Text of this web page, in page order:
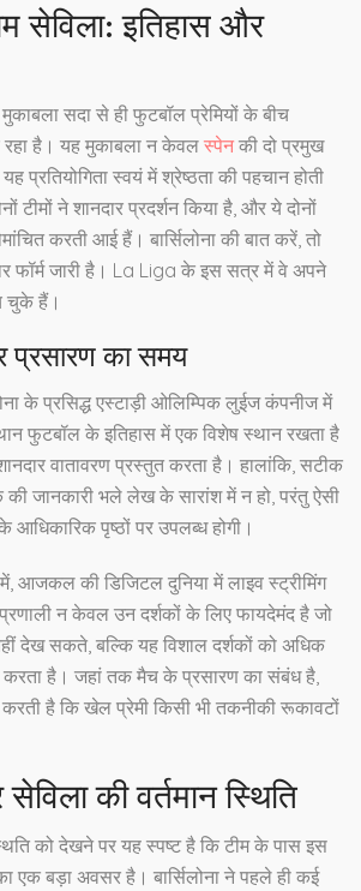
सेविला: इतिहास और
मुकाबला सदा से ही फुटबॉल प्रेमियों के बीच
रहा है। यह मुकाबला न केवल स्पेनकी दो प्रमुख
प्रतियोगिता स्वयं में श्रेष्ठता की पहचान होती
टीमों ने शानदार प्रदर्शन किया है, और ये दोनों
करती आई हैं। बार्सिलोना की बात करें, तो
फॉर्म जारी है। La Liga के इस सत्र में वे अपने
चुके हैं।
का समय
के प्रसिद्ध एस्टाड़ी ओलिम्पिक लुईज कंपनीज में
फुटबॉल के इतिहास में एक विशेष स्थान रखता है
वातावरण प्रस्तुत करता है। हालांकि, सटीक
जानकारी भले लेख के सारांश में न हो, परंतु ऐसी
आधिकारिक पृष्ठों पर उपलब्ध होगी।
आजकल की डिजिटल दुनिया में लाइव स्ट्रीमिंग
न केवल उन दर्शकों के लिए फायदेमंद है जो
देख सकते, बल्कि यह विशाल दर्शकों को अधिक
करता है। जहां तक मैच के प्रसारण का संबंध है,
है कि खेल प्रेमी किसी भी तकनीकी रूकावटों
सेविला की वर्तमान स्थिति
स्थिति को देखने पर यह स्पष्ट है कि टीम के पास इस
एक बड़ा अवसर है। बार्सिलोना ने पहले ही कई